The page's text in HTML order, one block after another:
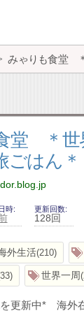
堂 ＊世
ごはん＊
時 更新回数
128回
外生活 210
33 世界一周
更新中* 海外